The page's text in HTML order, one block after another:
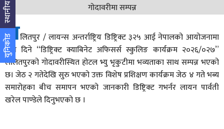
युनिकोड
स्थानीय
ललितपुर / लायन्स अन्तर्राष्ट्रिय डिष्ट्रिक्ट ३२५ आई नेपालको आयोजनामा
तीन दिने “डिष्ट्रिक्ट क्याबिनेट अफिसर्स स्कुलिङ कार्यक्रम २०२६/०२७”
ललितपुरको गोदावरीस्थित होटल भ्यु भृकुटीमा भव्यताका साथ सम्पन्न भएको
छ। जेठ २ गतेदेखि सुरु भएको उक्त विशेष प्रशिक्षण कार्यक्रम जेठ ४ गते भब्य
समारोहका बीच समापन भएको जानकारी डिष्ट्रिक्ट गभर्नर लायन पार्वती
खरेल पाण्डेले दिनुभएको छ ।